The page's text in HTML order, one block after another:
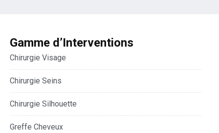
Gamme d’Interventions
Chirurgie Visage
Chirurgie Seins
Chirurgie Silhouette
Greffe Cheveux